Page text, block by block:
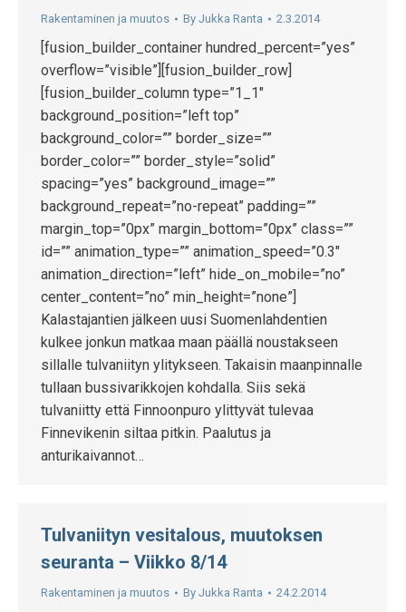
Rakentaminen ja muutos By Jukka Ranta 2.3.2014
[fusion_builder_container hundred_percent=”yes”
overflow=”visible”][fusion_builder_row]
[fusion_builder_column type=”1_1″
background_position=”left top”
background_color=”” border_size=””
border_color=”” border_style=”solid”
spacing=”yes” background_image=””
background_repeat=”no-repeat” padding=””
margin_top=”0px” margin_bottom=”0px” class=””
id=”” animation_type=”” animation_speed=”0.3″
animation_direction=”left” hide_on_mobile=”no”
center_content=”no” min_height=”none”]
Kalastajantien jälkeen uusi Suomenlahdentien
kulkee jonkun matkaa maan päällä noustakseen
sillalle tulvaniityn ylitykseen. Takaisin maanpinnalle
tullaan bussivarikkojen kohdalla. Siis sekä
tulvaniitty että Finnoonpuro ylittyvät tulevaa
Finnevikenin siltaa pitkin. Paalutus ja
anturikaivannot…
Tulvaniityn vesitalous, muutoksen
seuranta – Viikko 8/14
Rakentaminen ja muutos By Jukka Ranta 24.2.2014